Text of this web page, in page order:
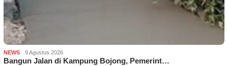
NEWS 9 Agustus 2026
Bangun Jalan di Kampung Bojong, Pemerint…